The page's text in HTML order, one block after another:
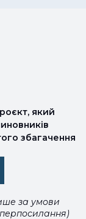
який
збагачення
за умови